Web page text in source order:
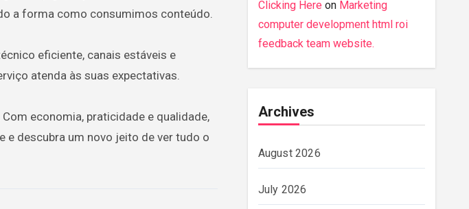
a forma como consumimos conteúdo.
eficiente, canais estáveis e
atenda às suas expectativas.
economia, praticidade e qualidade,
e descubra um novo jeito de ver tudo o
Clicking Here on Marketing
computer development html roi
feedback team website.
Archives
August 2026
July 2026